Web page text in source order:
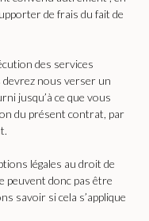
de frais du fait de
des services
nous verser un
jusqu’à ce que vous
du présent contrat, par
légales au droit de
peuvent donc pas être
savoir si cela s’applique